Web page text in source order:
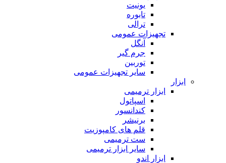
یونیت
تابوره
ترالی
تجهیزات عمومی
آنگل
جرم گیر
توربین
سایر تجهیزات عمومی
ابزار
ابزار ترمیمی
اسپاتول
کندانسور
برنیشر
قلم های کامپوزیت
ست ترمیمی
سایر ابزار ترمیمی
ابزار اندو